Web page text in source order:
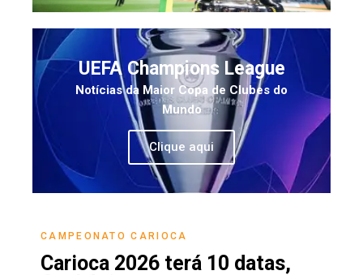
UEFA Champions League
Notícias da Maior Copa de Clubes do
Mundo
Clique aqui
CAMPEONATO CARIOCA
Carioca 2026 terá 10 datas,